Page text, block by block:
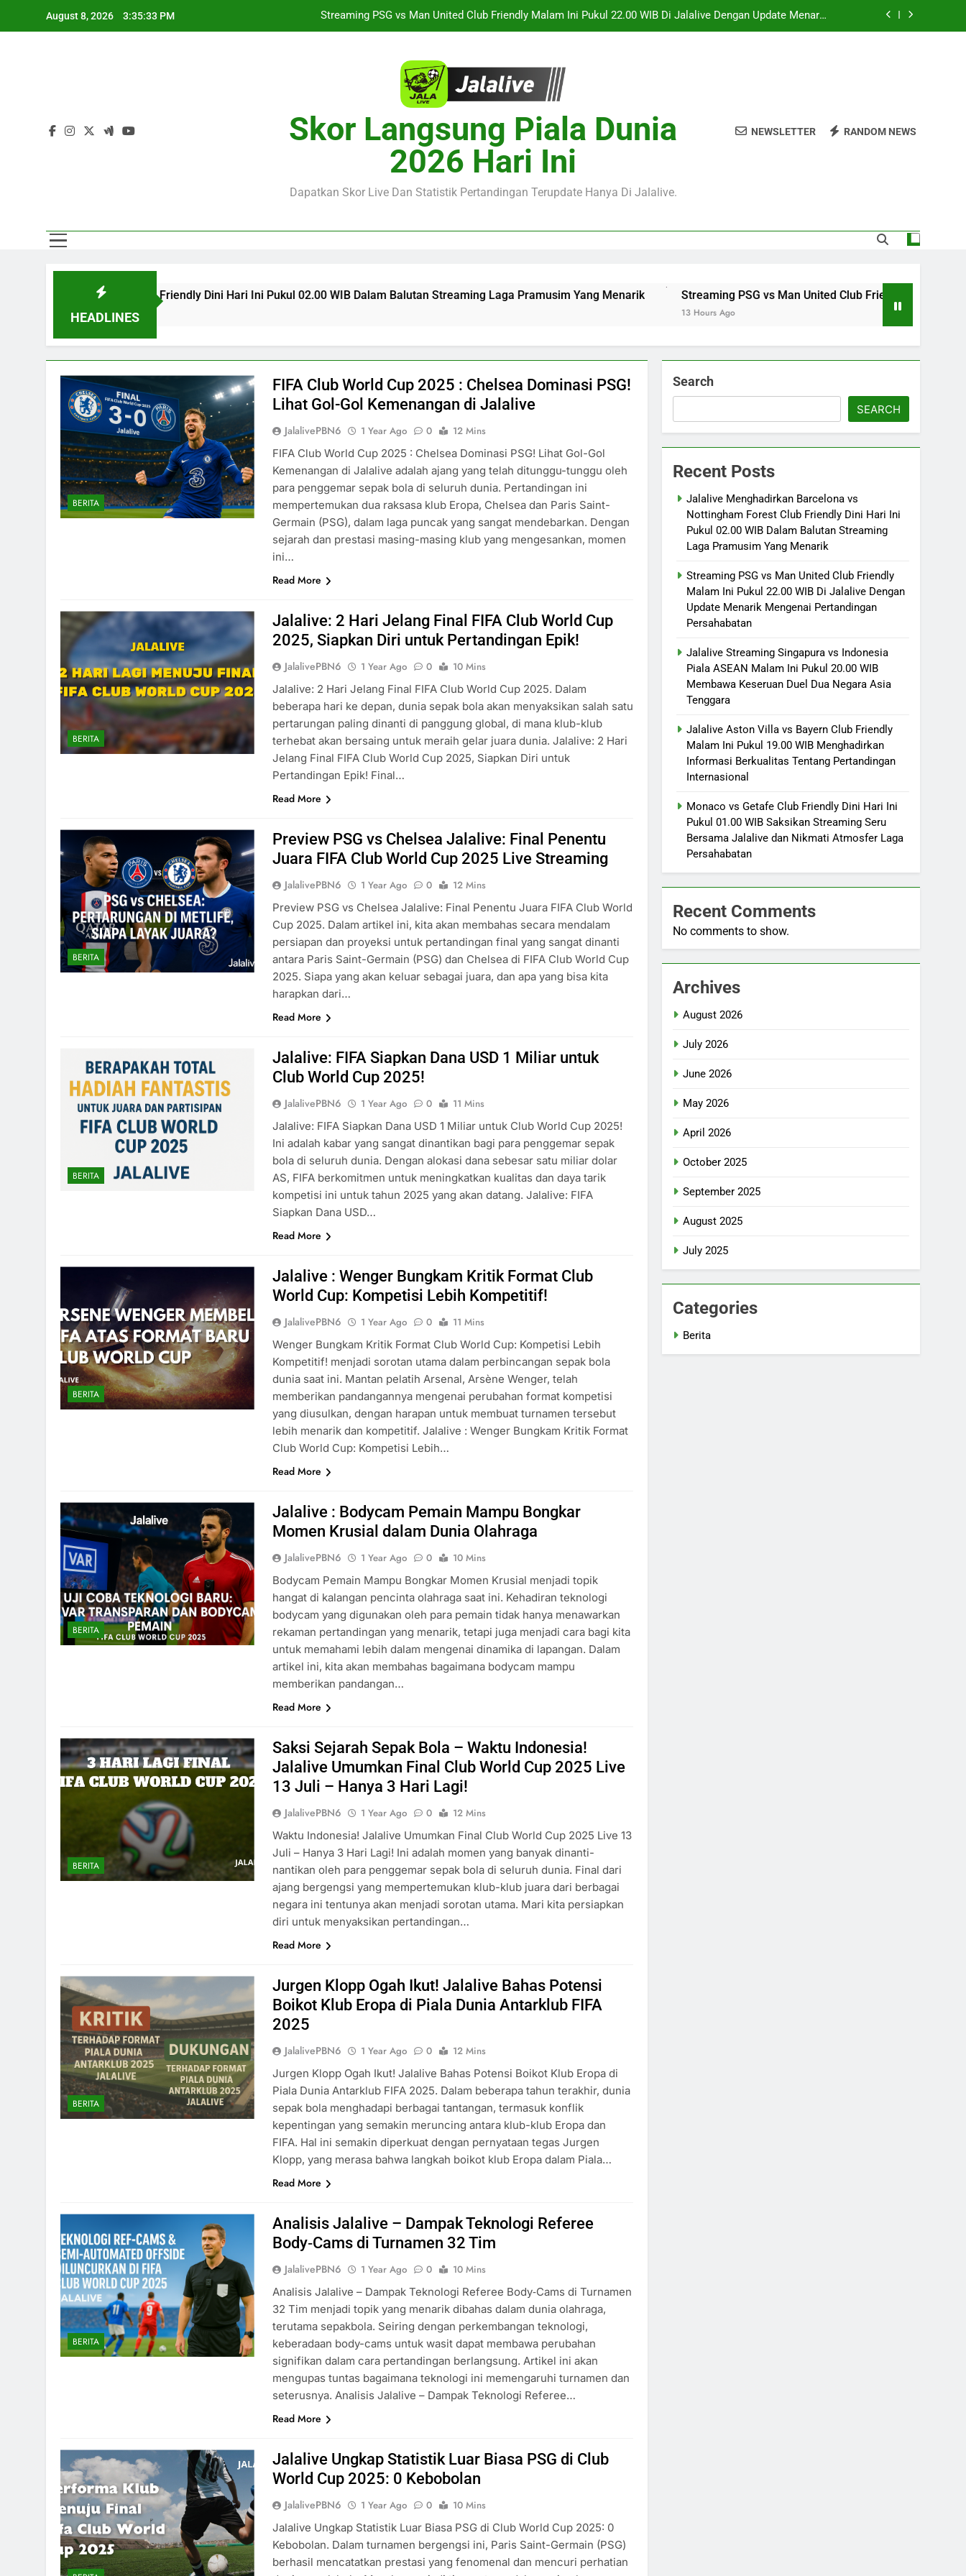
August 8, 2026 3:35:34 PM
Streaming PSG vs Man United Club Friendly Malam Ini Pukul 22.00 WIB Di Jalalive Dengan Update Menarik
Jalalive Aston Villa vs Bayern Club Friendly Malam Ini Pukul 19.00 WIB Menghadirkan Informasi Berkualitas
Jalalive Menghadirkan Barcelona vs Nottingham Forest Club Friendly Dini Hari Ini Pukul 02.00 WIB Dalam
Balutan Streaming Laga Pramusim Yang Menarik
Streaming PSG vs Man United Club Friendly Malam Ini Pukul 22.00 WIB Di Jalalive Dengan Update Menarik
Jalalive Streaming Singapura vs Indonesia Piala ASEAN Malam Ini Pukul 20.00 WIB Membawa Keseruan
Skor Langsung Piala Dunia
2026 Hari Ini
Dapatkan Skor Live Dan Statistik Pertandingan Terupdate Hanya Di Jalalive.
NEWSLETTER RANDOM NEWS
HEADLINES
Forest Club Friendly Dini Hari Ini Pukul 02.00 WIB Dalam Balutan Streaming Laga Pramusim Yang Menarik Streaming PSG vs Man United Club Friendly Malam Ini Pukul 22.00
BERITA
FIFA Club World Cup 2025 : Chelsea Dominasi PSG!
Lihat Gol-Gol Kemenangan di Jalalive
JalalivePBN6 1 Year Ago 0
12 Mins
FIFA Club World Cup 2025 : Chelsea Dominasi PSG! Lihat Gol-Gol
Kemenangan di Jalalive adalah ajang yang telah ditunggu-tunggu oleh
para penggemar sepak bola di seluruh dunia. Pertandingan ini
mempertemukan dua raksasa klub Eropa, Chelsea dan Paris Saint-
Germain (PSG), dalam laga puncak yang sangat mendebarkan. Dengan
sejarah dan prestasi masing-masing klub yang mengesankan, momen
ini…
Read More
BERITA
Jalalive: 2 Hari Jelang Final FIFA Club World Cup
2025, Siapkan Diri untuk Pertandingan Epik!
JalalivePBN6 1 Year Ago 0
10 Mins
Jalalive: 2 Hari Jelang Final FIFA Club World Cup 2025. Dalam
beberapa hari ke depan, dunia sepak bola akan menyaksikan salah satu
pertarungan paling dinanti di panggung global, di mana klub-klub
terhebat akan bersaing untuk meraih gelar juara dunia. Jalalive: 2 Hari
Jelang Final FIFA Club World Cup 2025, Siapkan Diri untuk
Pertandingan Epik! Final…
Read More
BERITA
Preview PSG vs Chelsea Jalalive: Final Penentu
Juara FIFA Club World Cup 2025 Live Streaming
JalalivePBN6 1 Year Ago 0
12 Mins
Preview PSG vs Chelsea Jalalive: Final Penentu Juara FIFA Club World
Cup 2025. Dalam artikel ini, kita akan membahas secara mendalam
persiapan dan proyeksi untuk pertandingan final yang sangat dinanti
antara Paris Saint-Germain (PSG) dan Chelsea di FIFA Club World Cup
2025. Siapa yang akan keluar sebagai juara, dan apa yang bisa kita
harapkan dari…
Read More
BERITA
Jalalive: FIFA Siapkan Dana USD 1 Miliar untuk
Club World Cup 2025!
JalalivePBN6 1 Year Ago 0
11 Mins
Jalalive: FIFA Siapkan Dana USD 1 Miliar untuk Club World Cup 2025!
Ini adalah kabar yang sangat dinantikan bagi para penggemar sepak
bola di seluruh dunia. Dengan alokasi dana sebesar satu miliar dolar
AS, FIFA berkomitmen untuk meningkatkan kualitas dan daya tarik
kompetisi ini untuk tahun 2025 yang akan datang. Jalalive: FIFA
Siapkan Dana USD…
Read More
BERITA
Jalalive : Wenger Bungkam Kritik Format Club
World Cup: Kompetisi Lebih Kompetitif!
JalalivePBN6 1 Year Ago 0
11 Mins
Wenger Bungkam Kritik Format Club World Cup: Kompetisi Lebih
Kompetitif! menjadi sorotan utama dalam perbincangan sepak bola
dunia saat ini. Mantan pelatih Arsenal, Arsène Wenger, telah
memberikan pandangannya mengenai perubahan format kompetisi
yang diusulkan, dengan harapan untuk membuat turnamen tersebut
lebih menarik dan kompetitif. Jalalive : Wenger Bungkam Kritik Format
Club World Cup: Kompetisi Lebih…
Read More
BERITA
Jalalive : Bodycam Pemain Mampu Bongkar
Momen Krusial dalam Dunia Olahraga
JalalivePBN6 1 Year Ago 0
10 Mins
Bodycam Pemain Mampu Bongkar Momen Krusial menjadi topik
hangat di kalangan pencinta olahraga saat ini. Kehadiran teknologi
bodycam yang digunakan oleh para pemain tidak hanya menawarkan
rekaman pertandingan yang menarik, tetapi juga menjadi cara bagi kita
untuk memahami lebih dalam mengenai dinamika di lapangan. Dalam
artikel ini, kita akan membahas bagaimana bodycam mampu
memberikan pandangan…
Read More
BERITA
Saksi Sejarah Sepak Bola – Waktu Indonesia!
Jalalive Umumkan Final Club World Cup 2025 Live
13 Juli – Hanya 3 Hari Lagi!
JalalivePBN6 1 Year Ago 0
12 Mins
Waktu Indonesia! Jalalive Umumkan Final Club World Cup 2025 Live 13
Juli – Hanya 3 Hari Lagi! Ini adalah momen yang banyak dinanti-
nantikan oleh para penggemar sepak bola di seluruh dunia. Final dari
ajang bergengsi yang mempertemukan klub-klub juara dari berbagai
negara ini tentunya akan menjadi sorotan utama. Mari kita persiapkan
diri untuk menyaksikan pertandingan…
Read More
BERITA
Jurgen Klopp Ogah Ikut! Jalalive Bahas Potensi
Boikot Klub Eropa di Piala Dunia Antarklub FIFA
2025
JalalivePBN6 1 Year Ago 0
12 Mins
Jurgen Klopp Ogah Ikut! Jalalive Bahas Potensi Boikot Klub Eropa di
Piala Dunia Antarklub FIFA 2025. Dalam beberapa tahun terakhir, dunia
sepak bola menghadapi berbagai tantangan, termasuk konflik
kepentingan yang semakin meruncing antara klub-klub Eropa dan
FIFA. Hal ini semakin diperkuat dengan pernyataan tegas Jurgen
Klopp, yang merasa bahwa langkah boikot klub Eropa dalam Piala…
Read More
BERITA
Analisis Jalalive – Dampak Teknologi Referee
Body‑Cams di Turnamen 32 Tim
JalalivePBN6 1 Year Ago 0
10 Mins
Analisis Jalalive – Dampak Teknologi Referee Body‑Cams di Turnamen
32 Tim menjadi topik yang menarik dibahas dalam dunia olahraga,
terutama sepakbola. Seiring dengan perkembangan teknologi,
keberadaan body-cams untuk wasit dapat membawa perubahan
signifikan dalam cara pertandingan berlangsung. Artikel ini akan
mengupas tuntas bagaimana teknologi ini memengaruhi turnamen dan
seterusnya. Analisis Jalalive – Dampak Teknologi Referee…
Read More
Jalalive Ungkap Statistik Luar Biasa PSG di Club
World Cup 2025: 0 Kebobolan
JalalivePBN6 1 Year Ago 0
10 Mins
Jalalive Ungkap Statistik Luar Biasa PSG di Club World Cup 2025: 0
Kebobolan. Dalam turnamen bergengsi ini, Paris Saint-Germain (PSG)
berhasil mencatatkan prestasi yang fenomenal dan mencuri perhatian
Search
SEARCH
Recent Posts
Jalalive Menghadirkan Barcelona vs
Nottingham Forest Club Friendly Dini Hari Ini
Pukul 02.00 WIB Dalam Balutan Streaming
Laga Pramusim Yang Menarik
Streaming PSG vs Man United Club Friendly
Malam Ini Pukul 22.00 WIB Di Jalalive Dengan
Update Menarik Mengenai Pertandingan
Persahabatan
Jalalive Streaming Singapura vs Indonesia
Piala ASEAN Malam Ini Pukul 20.00 WIB
Membawa Keseruan Duel Dua Negara Asia
Tenggara
Jalalive Aston Villa vs Bayern Club Friendly
Malam Ini Pukul 19.00 WIB Menghadirkan
Informasi Berkualitas Tentang Pertandingan
Internasional
Monaco vs Getafe Club Friendly Dini Hari Ini
Pukul 01.00 WIB Saksikan Streaming Seru
Bersama Jalalive dan Nikmati Atmosfer Laga
Persahabatan
Recent Comments
No comments to show.
Archives
August 2026
July 2026
June 2026
May 2026
April 2026
October 2025
September 2025
August 2025
July 2025
Categories
Berita